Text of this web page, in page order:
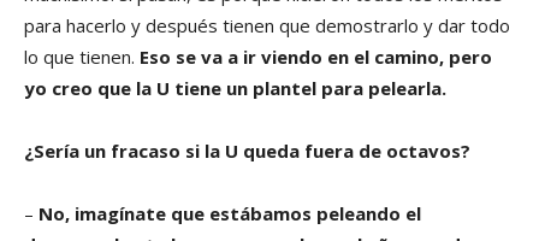
para hacerlo y después tienen que demostrarlo y dar todo
lo que tienen. Eso se va a ir viendo en el camino, pero
yo creo que la U tiene un plantel para pelearla.
¿Sería un fracaso si la U queda fuera de octavos?
– No, imagínate que estábamos peleando el